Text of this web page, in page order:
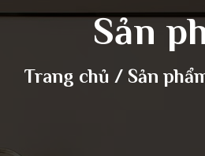
Sản
Trang chủ / Sản